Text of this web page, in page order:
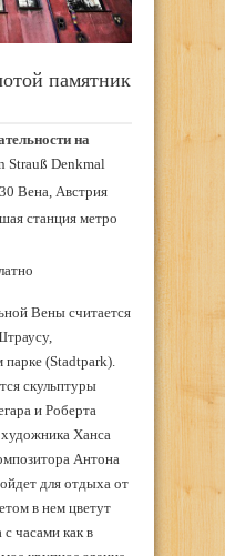
памятник
на
Strauß Denkmal
Вена, Австрия
станция метро
Вены считается
(Stadtpark).
скульптуры
и Роберта
Ханса
Антона
для отдыха от
в нем цветут
часами как в